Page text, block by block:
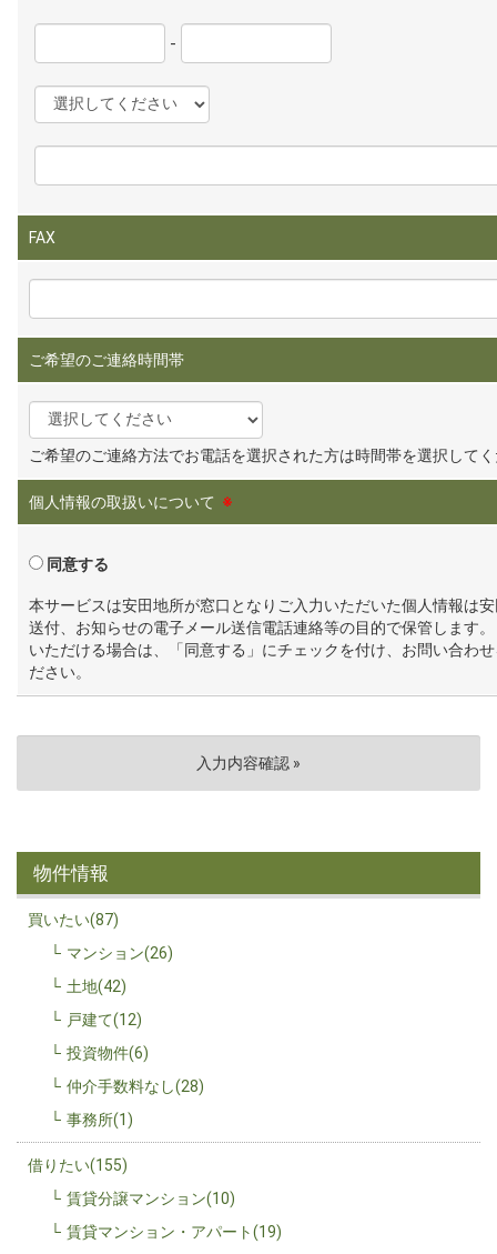
-
FAX
ご希望のご連絡時間帯
ご希望のご連絡方法でお電話を選択された方は時間帯を選択して
個人情報の取扱いについて ※
同意する
本サービスは安田地所が窓口となりご入力いただいた個人情報は
送付、お知らせの電子メール送信電話連絡等の目的で保管します
いただける場合は、「同意する」にチェックを付け、お問い合わ
ださい。
物件情報
買いたい(87)
マンション(26)
土地(42)
戸建て(12)
投資物件(6)
仲介手数料なし(28)
事務所(1)
借りたい(155)
賃貸分譲マンション(10)
賃貸マンション・アパート(19)